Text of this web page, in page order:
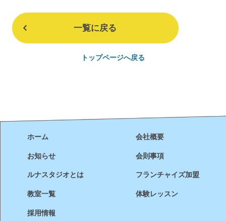
一覧に戻る
トップページへ戻る
ホーム 会社概要
お知らせ 会則事項
ルナスタジオとは フランチャイズ加盟
教室一覧 体験レッスン
採用情報